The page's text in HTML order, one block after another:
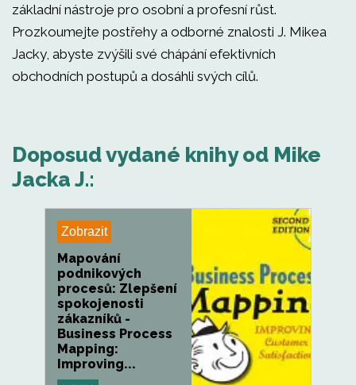
základní nástroje pro osobní a profesní růst.
Prozkoumejte postřehy a odborné znalosti J. Mikea
Jacky, abyste zvýšili své chápání efektivních
obchodních postupů a dosáhli svých cílů.
Doposud vydané knihy od Mike
Jacka J.:
Zobrazit
Mapování
podnikových
procesů: Zlepšení
spokojenosti
zákazníků -
Business Process
Mapping:
Improving...